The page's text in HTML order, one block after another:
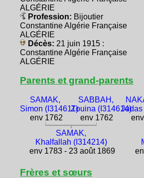
ALGÉRIE
Profession: Bijoutier
Constantine Algérie Française
ALGÉRIE
Décès: 21 juin 1915 :
Constantine Algérie Française
ALGÉRIE
Parents et grand-parents
SAMAK,
Simon (I314611)
env 1762
SABBAH,
Zouina (I314614)
env 1762
SAMAK,
Khalfallah (I314214)
env 1783 - 23 août 1869
Frères et sœurs